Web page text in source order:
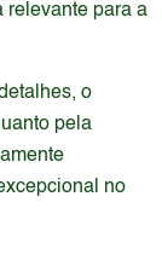
relevante para a
o
pela
no